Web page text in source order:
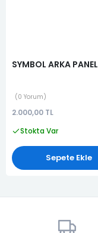
SYMBOL ARKA PANEL
0 Yorum
2.000,00 TL
Stokta Var
Sepete Ekle